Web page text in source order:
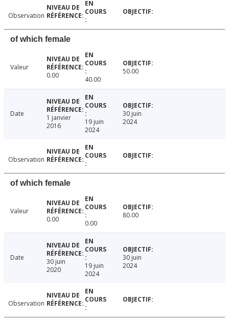
Observation
of which female
Valeur
0.00
40.00
50.00
Date
1 janvier
2016
19 juin
2024
30 juin
2024
Observation
of which female
Valeur
0.00
0.00
80.00
Date
30 juin
2020
19 juin
2024
30 juin
2024
Observation